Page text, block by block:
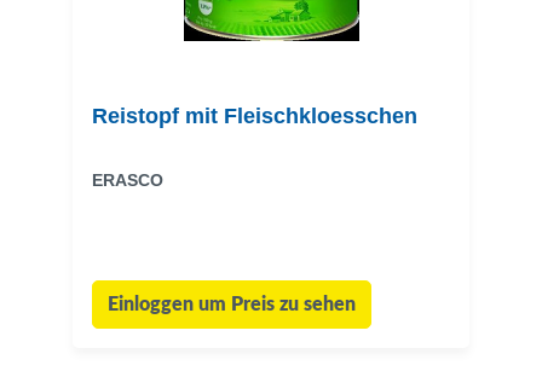
Reistopf mit Fleischkloesschen
ERASCO
Einloggen um Preis zu sehen